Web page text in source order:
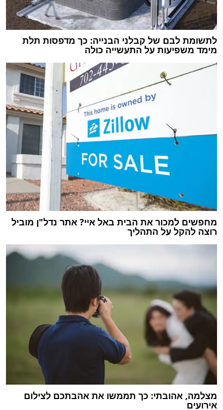
לתשומת לבם של קבלני הבנייה: כך מדפסות תלת
מימד משפיעות על התעשייה כולה
מחפשים למכור את הבית באל איי? אתר נדל"ן מוביל
רוצה להקל על התהליך
מצלמה, אהובתי: כך תממשו את אהבתכם לצילום
אירועים